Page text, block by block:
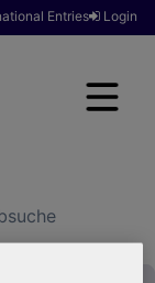
Entries Login